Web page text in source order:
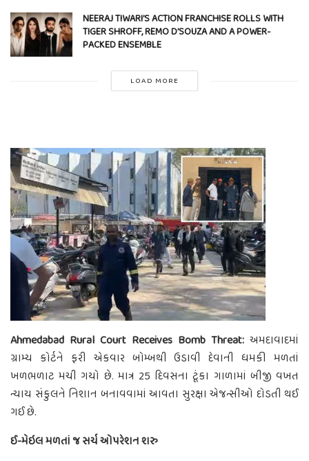
NEERAJ TIWARI’S ACTION FRANCHISE ROLLS WITH
TIGER SHROFF, REMO D’SOUZA AND A POWER-
PACKED ENSEMBLE
LOAD MORE
Ahmedabad Rural Court Receives Bomb Threat: અમદાવાદમાં
ગ્રામ્ય કોર્ટને ફરી એકવાર બોમ્બથી ઉડાવી દેવાની ધમકી મળતાં
ખળભળાટ મચી ગયો છે. માત્ર 25 દિવસના ટૂંકા ગાળામાં બીજી વખત
ન્યાય સંકુલને નિશાન બનાવવામાં આવતા સુરક્ષા એજન્સીઓ દોડતી થઈ
ગઈ છે.
ઈ-મેઇલ મળતાં જ સર્ચ ઓપરેશન શરુ